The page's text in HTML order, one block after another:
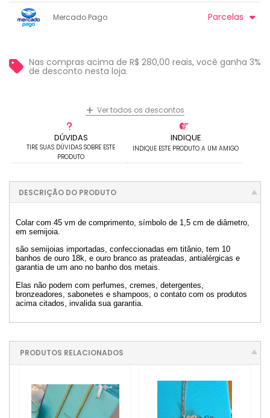
DÚVIDAS
TIRE SUAS DÚVIDAS SOBRE ESTE
PRODUTO
INDIQUE
INDIQUE ESTE PRODUTO A UM AMIGO
Nas compras acima de R$ 280,00 reais, você ganha 3%
de desconto nesta loja.
+ Ver todos os descontos
.
Mercado Pago Parcelas
3x com juros de R$ 101,25
6x com juros de R$ 53,39
9x com juros de R$ 36,47
DESCRIÇÃO DO PRODUTO
Colar com 45 vm de comprimento, símbolo de 1,5 cm de diâmetro,
em semijoia.
são semijoias importadas, confeccionadas em titânio, tem 10
banhos de ouro 18k, e ouro branco as prateadas, antialérgicas e
garantia de um ano no banho dos metais.
Elas não podem com perfumes, cremes, detergentes,
bronzeadores, sabonetes e shampoos, o contato com os produtos
acima citados, invalida sua garantia.
PRODUTOS RELACIONADOS